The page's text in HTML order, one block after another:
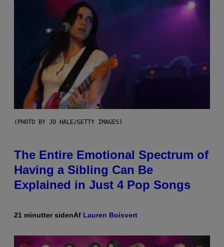
(PHOTO BY JO HALE/GETTY IMAGES)
The Entire Emotional Spectrum of
Having a Sibling Can Be
Explained in Just 4 Pop Songs
21 minutter sidenAf Lauren Boisvert